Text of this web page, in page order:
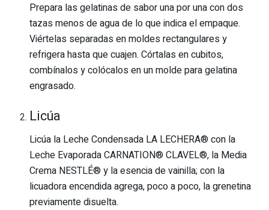
Prepara las gelatinas de sabor una por una con dos
tazas menos de agua de lo que indica el empaque.
Viértelas separadas en moldes rectangulares y
refrigera hasta que cuajen. Córtalas en cubitos,
combínalos y colócalos en un molde para gelatina
engrasado.
Licúa
Licúa la Leche Condensada LA LECHERA® con la
Leche Evaporada CARNATION® CLAVEL®, la Media
Crema NESTLÉ® y la esencia de vainilla; con la
licuadora encendida agrega, poco a poco, la grenetina
previamente disuelta.